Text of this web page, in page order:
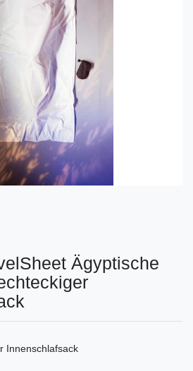
Ägyptische
Innenschlafsack